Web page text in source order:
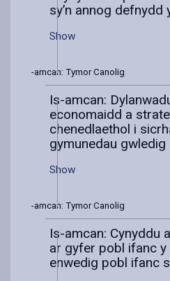
sy’n annog defnydd
Show
Is-amcan: Tymor Canolig
Is-amcan:
economaidd a
chenedlaethol i
gymunedau gwledig
Show
Is-amcan: Tymor Canolig
Is-amcan: Cynyddu
ar gyfer pobl ifanc y
enwedig pobl ifanc